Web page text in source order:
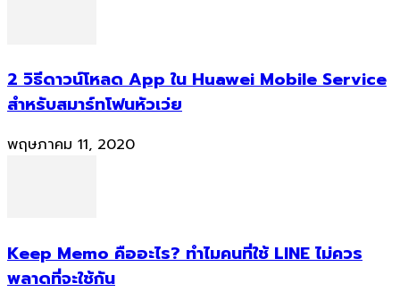
2 วิธีดาวน์โหลด App ใน Huawei Mobile Service
สำหรับสมาร์ทโฟนหัวเว่ย
พฤษภาคม 11, 2020
Keep Memo คืออะไร? ทำไมคนที่ใช้ LINE ไม่ควร
พลาดที่จะใช้กัน